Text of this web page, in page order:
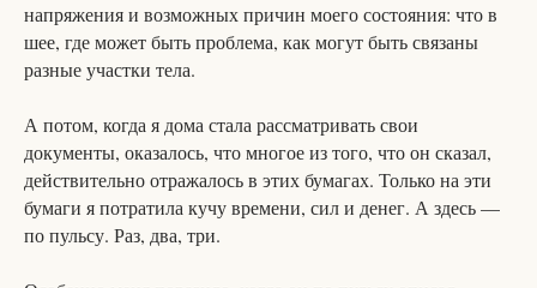
напряжения и возможных причин моего состояния: что в
шее, где может быть проблема, как могут быть связаны
разные участки тела.
А потом, когда я дома стала рассматривать свои
документы, оказалось, что многое из того, что он сказал,
действительно отражалось в этих бумагах. Только на эти
бумаги я потратила кучу времени, сил и денег. А здесь —
по пульсу. Раз, два, три.